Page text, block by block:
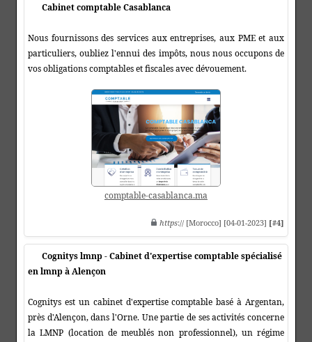
Cabinet comptable Casablanca
Nous fournissons des services aux entreprises, aux PME et aux
particuliers, oubliez l'ennui des impôts, nous nous occupons de
vos obligations comptables et fiscales avec dévouement.
comptable-casablanca.ma
https:// [Morocco] [04-01-2023] [#4]
Cognitys lmnp - Cabinet d'expertise comptable spécialisé
en lmnp à Alençon
Cognitys est un cabinet d'expertise comptable basé à Argentan,
près d'Alençon, dans l'Orne. Une partie de ses activités concerne
la LMNP (location de meublés non professionnel), un régime